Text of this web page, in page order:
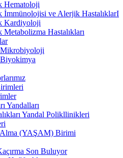
Hematoloji
İmmünolojisi ve Alerjik HastalıklarI
Kardiyoloji
Metabolizma Hastalıkları
Mikrobiyoloji
Yandalları
Yandal Polikllinikleri
Alma (YAŞAM) Birimi
Son Buluyor